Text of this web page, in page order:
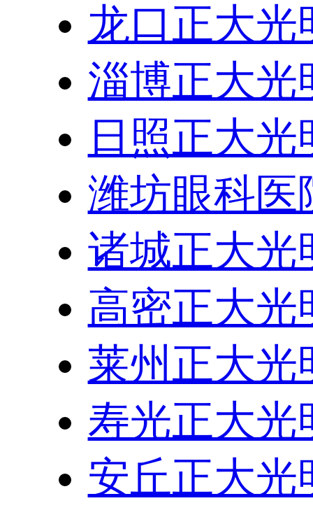
龙口正大光
淄博正大光
日照正大
潍坊眼科医
诸城正大光
高密正大光
莱州正大光
寿光正大光
安丘正大光